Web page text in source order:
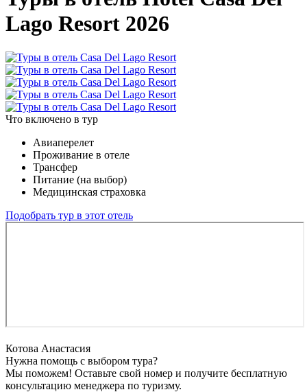
Lago Resort 2026
Что включено в тур
Авиаперелет
Проживание в отеле
Трансфер
Питание (на выбор)
Медицинская страховка
Подобрать тур в этот отель
Котова Анастасия
Нужна помощь с выбором тура?
Мы поможем! Оставьте свой номер и получите бесплатную
консультацию менеджера по туризму.